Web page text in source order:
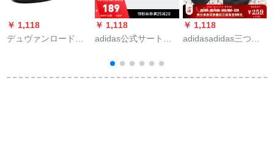
￥ 1,118
デュヴァンロードブ
2020新型の夏の外は
￥ 1,118
adidas公式サート
SANDAL女性靴スイ
ミングスポーツ凉し
￥ 1,118
adidasadidas三つ葉
9842 EG